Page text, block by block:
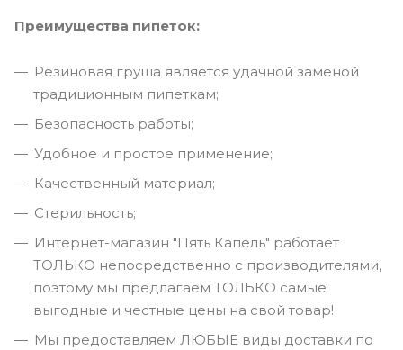
Преимущества пипеток:
Резиновая груша является удачной заменой
традиционным пипеткам;
Безопасность работы;
Удобное и простое применение;
Качественный материал;
Стерильность;
Интернет-магазин "Пять Капель" работает
ТОЛЬКО непосредственно с производителями,
поэтому мы предлагаем ТОЛЬКО самые
выгодные и честные цены на свой товар!
Мы предоставляем ЛЮБЫЕ виды доставки по